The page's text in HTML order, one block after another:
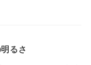
るさ